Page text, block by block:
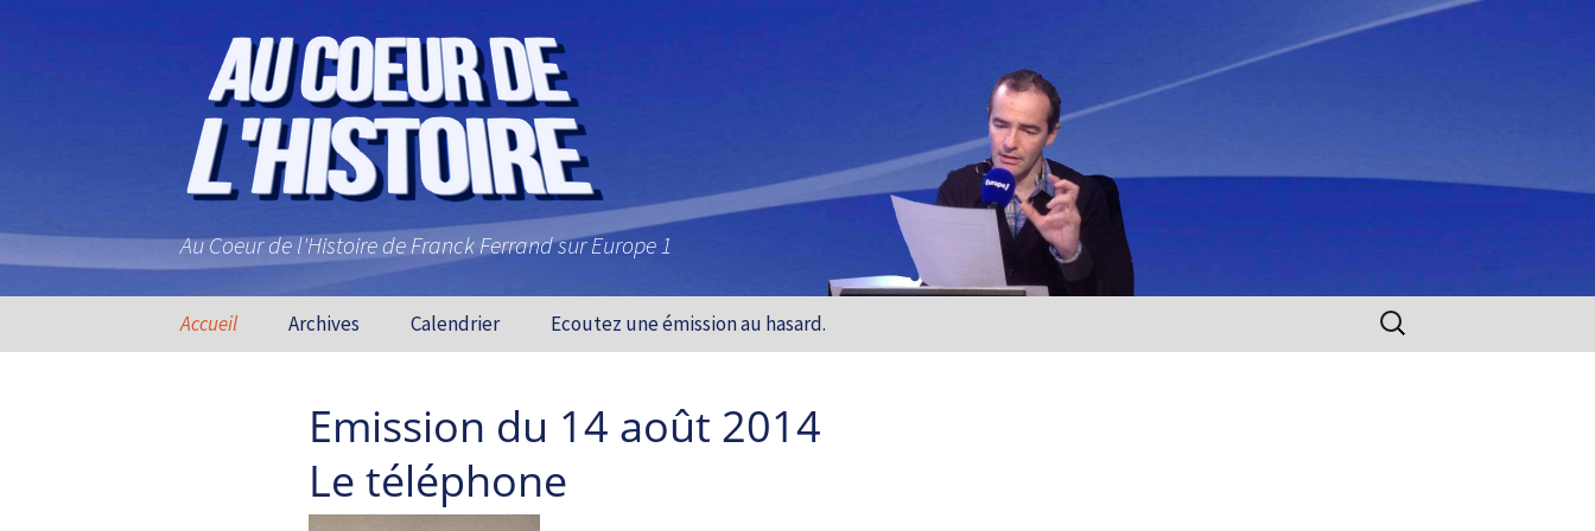
Au Coeur de l'Histoire de Franck Ferrand sur Europe 1
Aller au contenu principal
Accueil Archives Calendrier Ecoutez une émission au hasard. Rechercher :
Emission du 14 août 2014
Le téléphone